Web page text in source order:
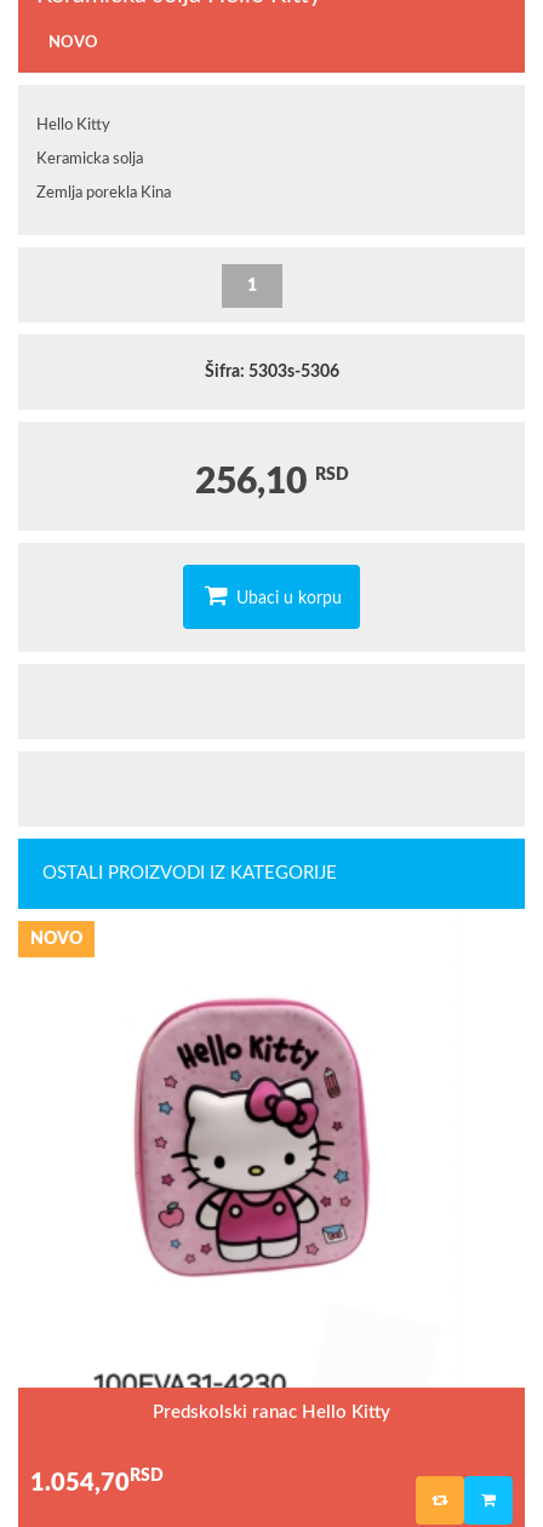
NOVO
Hello Kitty
Keramicka solja
Zemlja porekla Kina
Šifra: 5303s-5306
256,10 RSD
Ubaci u korpu
OSTALI PROIZVODI IZ KATEGORIJE
NOVO
Predskolski ranac Hello Kitty
1.054,70 RSD